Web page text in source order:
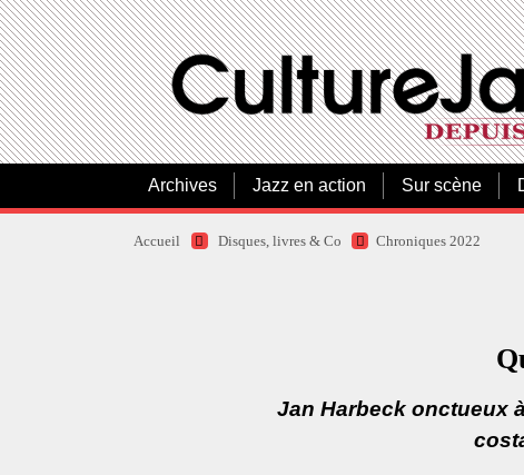
Archives Jazz en action Sur scène
Accueil Disques, livres & Co Chroniques 2022
Jan Harbeck onctueux